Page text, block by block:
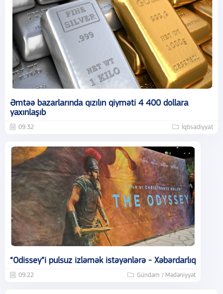
Əmtəə bazarlarında qızılın qiyməti 4 400 dollara
yaxınlaşıb
09:32 İqtisadiyyat
“Odissey”i pulsuz izləmək istəyənlərə - Xəbərdarlıq
09:22 Gündəm / Mədəniyyət